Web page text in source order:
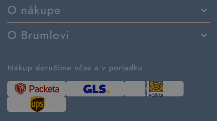
O nákupe
Spôsoby dodania a platby
Vrátenie tovaru a reklamácia
Návod ako nakupovať
Tabuľka veľkostí
Predávané značky
O Brumlovi
Ako tvoríme second hand
Časté otázky
Kde pomáhame
Udržateľnosť
Nákup doručíme včas a v poriadku